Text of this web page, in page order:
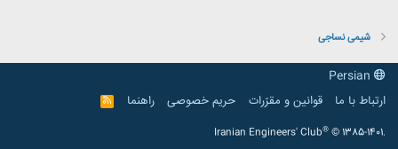
شیمی نساجی
ارتباط با ما
قوانین و مقرّرات حریم خصوصی راهنما
R
S
Iranian Engineers' Club® © 1385-1401.